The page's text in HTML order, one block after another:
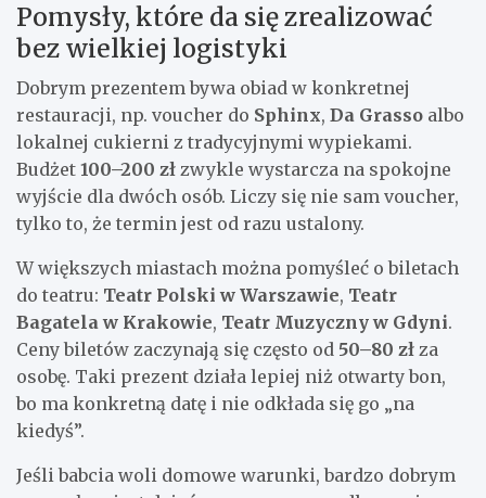
Pomysły, które da się zrealizować
bez wielkiej logistyki
Dobrym prezentem bywa obiad w konkretnej
restauracji, np. voucher do Sphinx, Da Grasso albo
lokalnej cukierni z tradycyjnymi wypiekami.
Budżet 100–200 zł zwykle wystarcza na spokojne
wyjście dla dwóch osób. Liczy się nie sam voucher,
tylko to, że termin jest od razu ustalony.
W większych miastach można pomyśleć o biletach
do teatru: Teatr Polski w Warszawie, Teatr
Bagatela w Krakowie, Teatr Muzyczny w Gdyni.
Ceny biletów zaczynają się często od 50–80 zł za
osobę. Taki prezent działa lepiej niż otwarty bon,
bo ma konkretną datę i nie odkłada się go „na
kiedyś”.
Jeśli babcia woli domowe warunki, bardzo dobrym